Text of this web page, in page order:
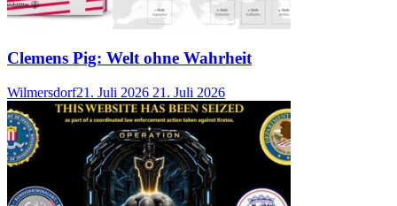
Clemens Pig: Welt ohne Wahrheit
Wilmersdorf21. Juli 2026 21. Juli 2026